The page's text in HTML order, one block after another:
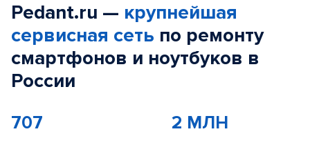
Pedant.ru — крупнейшая
сервисная сеть по ремонту
смартфонов и ноутбуков в
России
707 2 МЛН